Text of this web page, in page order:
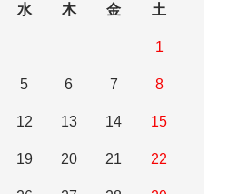
水 木 金 土
1
5 6 7 8
12 13 14 15
19 20 21 22